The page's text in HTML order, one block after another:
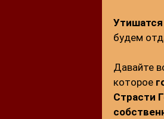
будем
Давайте
которое
Страсти